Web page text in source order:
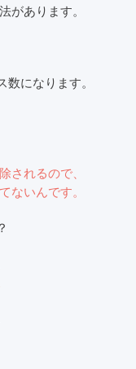
があります。
になります。
れるので、
ないんです。